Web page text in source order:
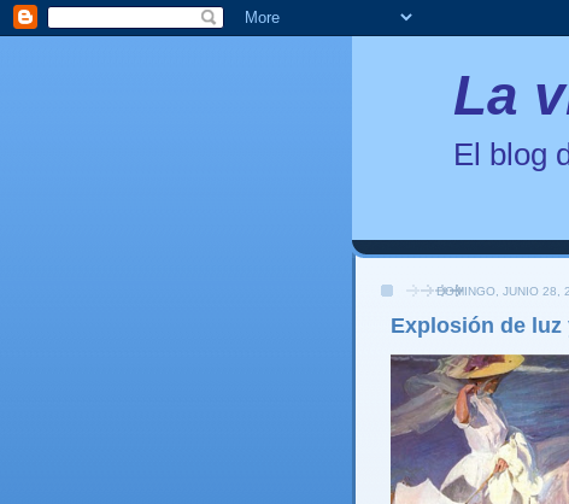
La
El blog
DOMINGO, JUNIO 28,
Explosión de luz